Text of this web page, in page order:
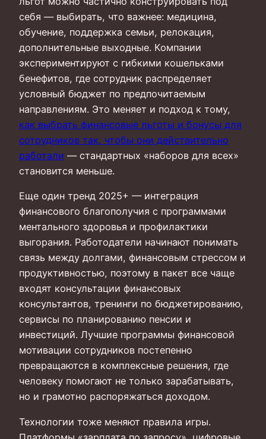
себя — выбирать, что важнее: медицина,
обучение, поддержка семьи, релокация,
дополнительные выходные. Компании
экспериментируют с гибкими кошельками
бенефитов, где сотрудник распределяет
условный бюджет по предпочитаемым
направлениям. Это меняет и подход к тому,
как выбрать финансовые льготы и бонусы для
сотрудников так, чтобы они действительно
работали — стандартных «наборов для всех»
становится меньше.
Еще один тренд 2025+ — интеграция
финансового благополучия с программами
ментального здоровья и профилактики
выгорания. Работодатели начинают понимать
связь между долгами, финансовым стрессом и
продуктивностью, поэтому в пакет все чаще
входят консультации финансовых
консультантов, тренинги по бюджетированию,
сервисы по планированию пенсии и
инвестиций. Лучшие программы финансовой
мотивации сотрудников постепенно
превращаются в комплексные решения, где
человеку помогают не только зарабатывать,
но и грамотно распоряжаться доходом.
Технологии тоже меняют правила игры.